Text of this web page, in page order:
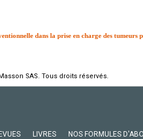
dans la prise en charge des tumeurs
SAS. Tous droits réservés.
LIVRES NOS FORMULES